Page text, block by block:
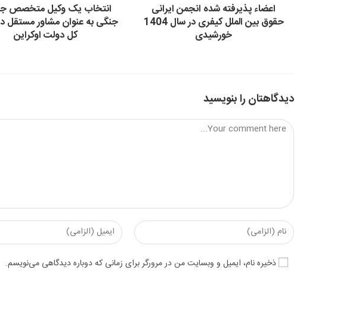
انتخاب یک وکیل متخصص
جنگی به عنوان مشاور مستقل
کل دولت اوکراین
اعضاء پذیرفته شده انجمن ایرانی
حقوق بین الملل کیفری در سال 1404
خورشیدی
دیدگاهتان را بنویسید
Comment
Enter
your
name
or
Enter
your
email
address
ذخیره نام، ایمیل و وبسایت من در مرورگر برای زمانی که دوباره دیدگاهی می‌نویسم.